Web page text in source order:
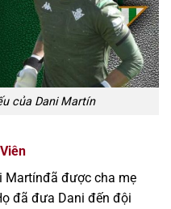
của Dani Martín
Martínđã được cha mẹ
đã đưa Dani đến đội